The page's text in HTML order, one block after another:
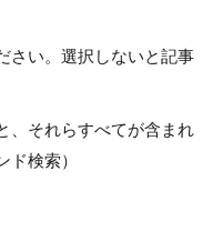
さい。選択しないと記事
、それらすべてが含まれ
検索）